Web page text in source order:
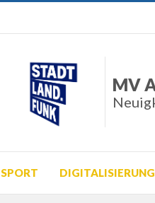
MV
SPORT DIGITALISIERUNG